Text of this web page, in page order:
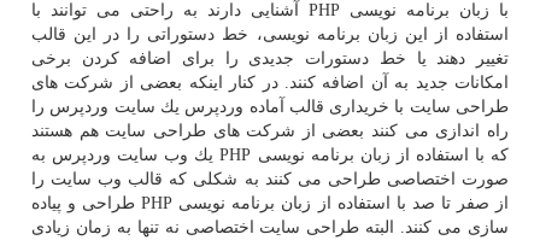
با زبان برنامه نویسی PHP آشنایی دارند به راحتی می توانند با
استفاده از این زبان برنامه نویسی، خط دستوراتی را در این قالب
تغییر دهند یا خط دستورات جدیدی را برای اضافه كردن برخی
امكانات جدید به آن اضافه كنند. در كنار اینكه بعضی از شركت های
طراحی سایت با خریداری قالب آماده وردپرس یك سایت وردپرس را
راه اندازی می كنند بعضی از شركت های طراحی سایت هم هستند
كه با استفاده از زبان برنامه نویسی PHP یك وب سایت وردپرس به
صورت اختصاصی طراحی می كنند به شكلی كه قالب وب سایت را
از صفر تا صد با استفاده از زبان برنامه نویسی PHP طراحی و پیاده
سازی می كنند. البته طراحی سایت اختصاصی نه تنها به زمان زیادی